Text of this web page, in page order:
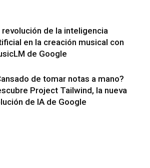
revolución de la inteligencia
en la creación musical con
de Google
de tomar notas a mano?
Project Tailwind, la nueva
de IA de Google